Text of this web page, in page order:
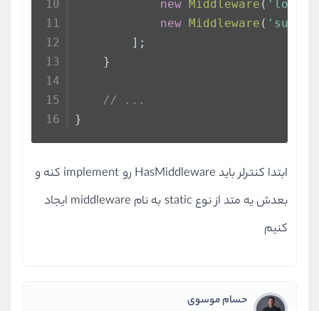
new Middleware ( 'log'
new Middleware (
        ];
    }
// ...
}
ابتدا کنترلر باید HasMiddleware رو implement کنه و
بعدش یه متد از نوع static به نام middleware ایجاد
کنیم
حسام موسوی